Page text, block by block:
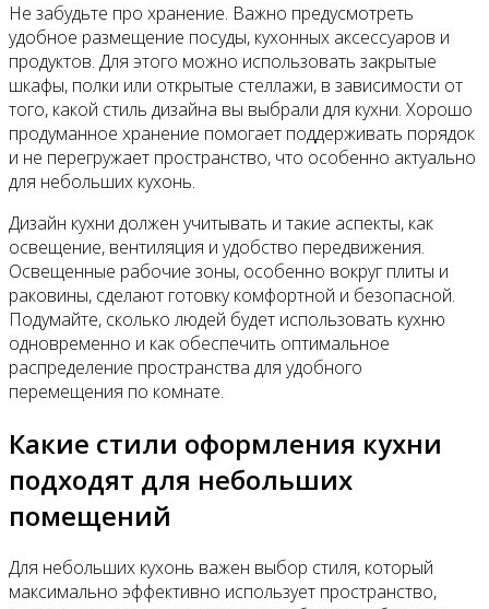
Не забудьте про хранение. Важно предусмотреть
удобное размещение посуды, кухонных аксессуаров и
продуктов. Для этого можно использовать закрытые
шкафы, полки или открытые стеллажи, в зависимости от
того, какой стиль дизайна вы выбрали для кухни. Хорошо
продуманное хранение помогает поддерживать порядок
и не перегружает пространство, что особенно актуально
для небольших кухонь.
Дизайн кухни должен учитывать и такие аспекты, как
освещение, вентиляция и удобство передвижения.
Освещенные рабочие зоны, особенно вокруг плиты и
раковины, сделают готовку комфортной и безопасной.
Подумайте, сколько людей будет использовать кухню
одновременно и как обеспечить оптимальное
распределение пространства для удобного
перемещения по комнате.
Какие стили оформления кухни
подходят для небольших
помещений
Для небольших кухонь важен выбор стиля, который
максимально эффективно использует пространство,